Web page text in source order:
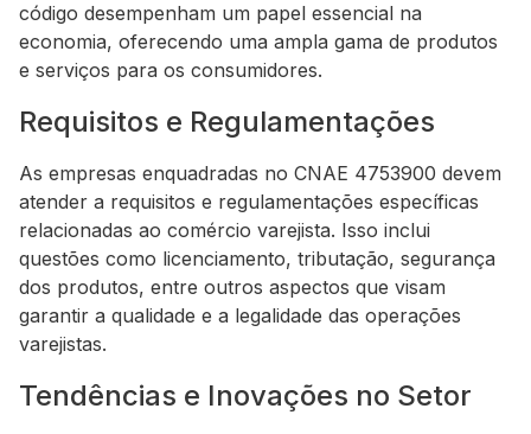
código desempenham um papel essencial na
economia, oferecendo uma ampla gama de produtos
e serviços para os consumidores.
Requisitos e Regulamentações
As empresas enquadradas no CNAE 4753900 devem
atender a requisitos e regulamentações específicas
relacionadas ao comércio varejista. Isso inclui
questões como licenciamento, tributação, segurança
dos produtos, entre outros aspectos que visam
garantir a qualidade e a legalidade das operações
varejistas.
Tendências e Inovações no Setor